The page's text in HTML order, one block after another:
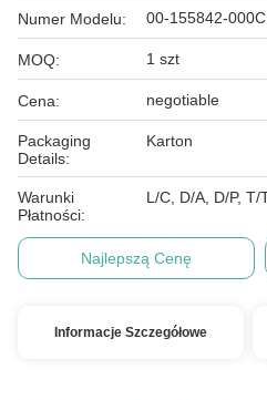
Numer Modelu: 00-155842-
MOQ: 1 szt
Cena: negotiable
Packaging
Details:
Karton
Warunki
Płatności:
L/C, D/A, D/P, T/
Najlepszą Cenę
Informacje Szczegółowe